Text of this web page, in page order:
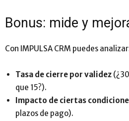
Bonus: mide y
Con IMPULSA CRM puedes
Tasa de cierre por validez
que 15?).
Impacto de ciertas
plazos de pago).